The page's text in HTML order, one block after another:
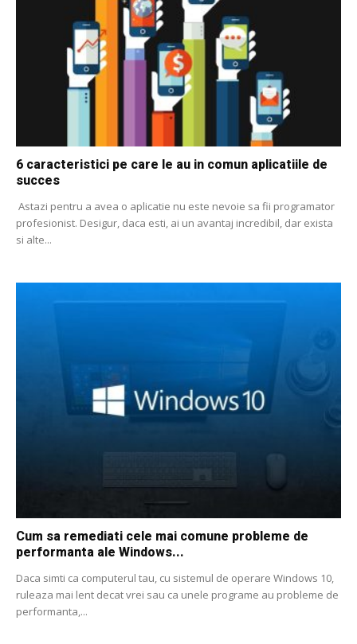
6 caracteristici pe care le au in comun aplicatiile de
succes
Astazi pentru a avea o aplicatie nu este nevoie sa fii programator
profesionist. Desigur, daca esti, ai un avantaj incredibil, dar exista
si alte...
Cum sa remediati cele mai comune probleme de
performanta ale Windows...
Daca simti ca computerul tau, cu sistemul de operare Windows 10,
ruleaza mai lent decat vrei sau ca unele programe au probleme de
performanta,...